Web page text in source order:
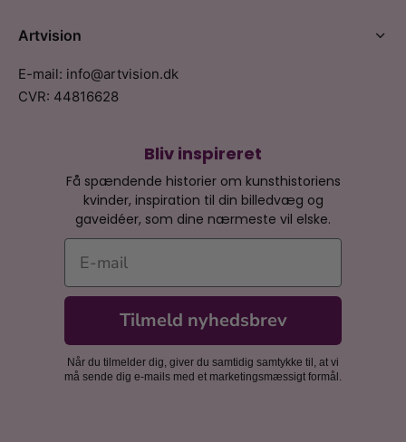
Bliv inspireret
Få spændende historier om kunsthistoriens
kvinder, inspiration til din billedvæg og
gaveidéer, som dine nærmeste vil elske.
E-mail
Tilmeld nyhedsbrev
Når du tilmelder dig, giver du samtidig samtykke til, at vi
må sende dig e-mails med et marketingsmæssigt formål.
Artvision
E-mail: info@artvision.dk
CVR: 44816628